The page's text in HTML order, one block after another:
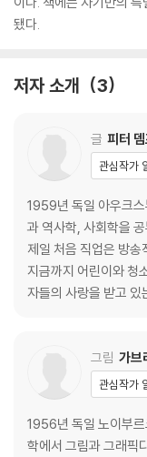
됐다.
저자 소개 3
글 피터
관심작가
1959년 독일 아우크
과 역사학, 사회학을
제일 처음 직업은 방
지금까지 어린이와 청
자들의 사랑을 받고 있
그림 가브
관심작가
1956년 독일 노이부
학에서 그림과 그래픽